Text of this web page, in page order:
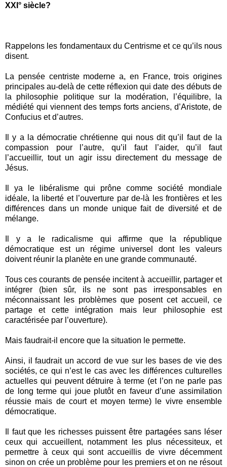
XXI° siècle?
Rappelons les fondamentaux du Centrisme et ce qu’ils nous
disent.
La pensée centriste moderne a, en France, trois origines
principales au-delà de cette réflexion qui date des débuts de
la philosophie politique sur la modération, l’équilibre, la
médiété qui viennent des temps forts anciens, d’Aristote, de
Confucius et d’autres.
Il y a la démocratie chrétienne qui nous dit qu’il faut de la
compassion pour l’autre, qu’il faut l’aider, qu’il faut
l’accueillir, tout un agir issu directement du message de
Jésus.
Il ya le libéralisme qui prône comme société mondiale
idéale, la liberté et l’ouverture par de-là les frontières et les
différences dans un monde unique fait de diversité et de
mélange.
Il y a le radicalisme qui affirme que la république
démocratique est un régime universel dont les valeurs
doivent réunir la planète en une grande communauté.
Tous ces courants de pensée incitent à accueillir, partager et
intégrer (bien sûr, ils ne sont pas irresponsables en
méconnaissant les problèmes que posent cet accueil, ce
partage et cette intégration mais leur philosophie est
caractérisée par l’ouverture).
Mais faudrait-il encore que la situation le permette.
Ainsi, il faudrait un accord de vue sur les bases de vie des
sociétés, ce qui n’est le cas avec les différences culturelles
actuelles qui peuvent détruire à terme (et l’on ne parle pas
de long terme qui joue plutôt en faveur d’une assimilation
réussie mais de court et moyen terme) le vivre ensemble
démocratique.
Il faut que les richesses puissent être partagées sans léser
ceux qui accueillent, notamment les plus nécessiteux, et
permettre à ceux qui sont accueillis de vivre décemment
sinon on crée un problème pour les premiers et on ne résout